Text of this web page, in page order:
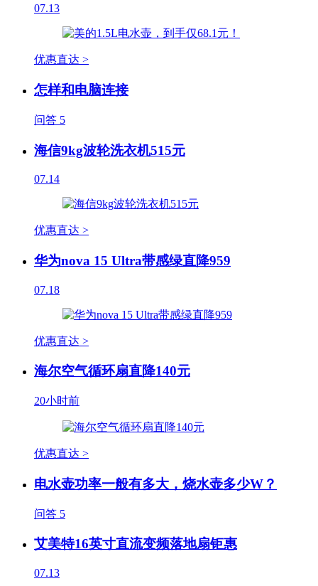
07.13
优惠直达 >
怎样和电脑连接
问答 5
海信9kg波轮洗衣机515元
07.14
优惠直达 >
华为nova 15 Ultra带感绿直降959
07.18
优惠直达 >
海尔空气循环扇直降140元
20小时前
优惠直达 >
电水壶功率一般有多大，烧水壶多少W？
问答 5
艾美特16英寸直流变频落地扇钜惠
07.13